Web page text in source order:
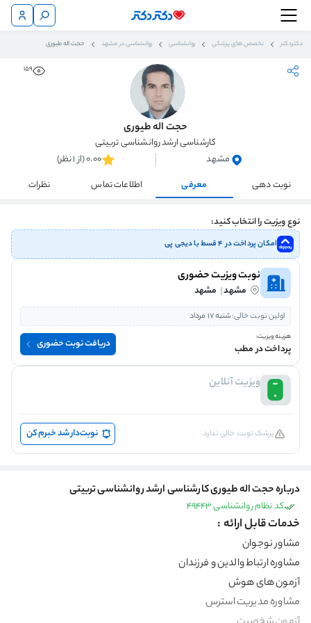
دکتردکتر تخصص های پزشکی روانشناسی روانشناسی در مشهد حجت اله طیوری
159
حجت اله طیوری
کارشناسی ارشد روانشناسی تربیتی
مشهد
0.00 (از 1 نظر)
نوبت دهی
معرفی اطلاعات تماس نظرات
نوع ویزیت را انتخاب کنید:
امکان پرداخت در ۴ قسط با دیجی پی
نوبت ویزیت حضوری
مشهد مشهد
اولین نوبت خالی:شنبه 17 مرداد
هزینه ویزیت:
پرداخت در مطب دریافت نوبت حضوری
ویزیت آنلاین
پزشک نوبت خالی ندارد. نوبت‌دار شد خبرم کن
درباره حجت اله طیوری کارشناسی ارشد روانشناسی تربیتی
کد نظام روانشناسی 49443
خدمات قابل ارائه :
مشاور نوجوان
مشاوره ارتباط والدین و فرزندان
آزمون های هوش
مشاوره مدیریت استرس